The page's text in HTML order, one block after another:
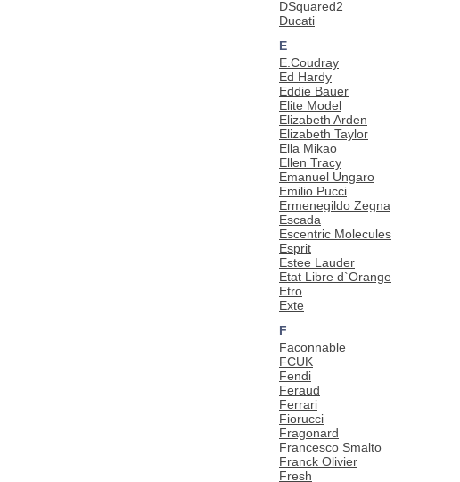
DSquared2
Ducati
E
E.Coudray
Ed Hardy
Eddie Bauer
Elite Model
Elizabeth Arden
Elizabeth Taylor
Ella Mikao
Ellen Tracy
Emanuel Ungaro
Emilio Pucci
Ermenegildo Zegna
Escada
Escentric Molecules
Esprit
Estee Lauder
Etat Libre d`Orange
Etro
Exte
F
Faconnable
FCUK
Fendi
Feraud
Ferrari
Fiorucci
Fragonard
Francesco Smalto
Franck Olivier
Fresh